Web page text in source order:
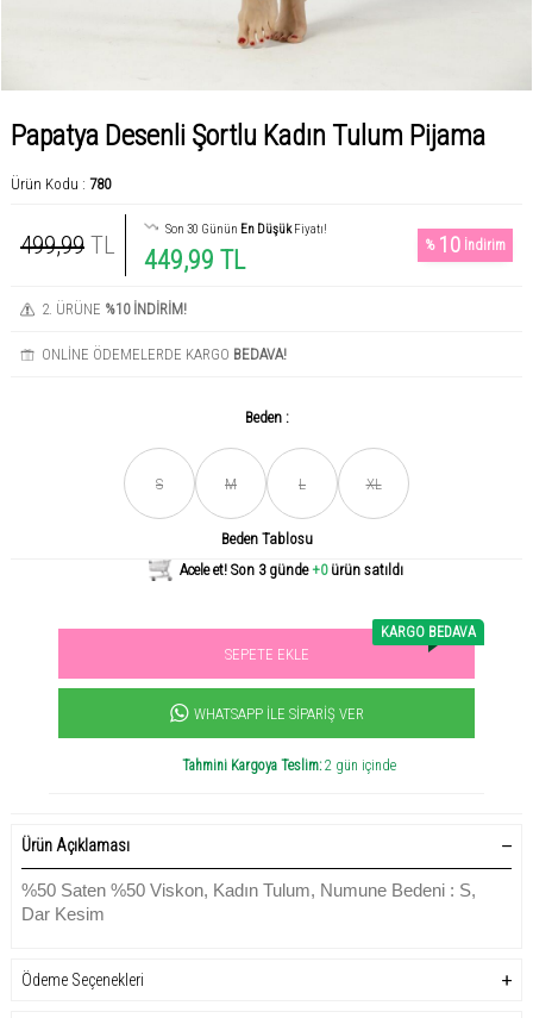
Papatya Desenli Şortlu Kadın Tulum Pijama
Ürün Kodu : 780
499,99 TL
Son 30 Günün En DüşükFiyatı!
449,99 TL %10 İndirim
2. ÜRÜNE %10 İNDİRİM!
ONLİNE ÖDEMELERDE KARGO BEDAVA!
Beden :
S M L XL
Beden Tablosu
Son gün içerisinde 456 kişi tarafından incelendi!
Acele et! Son 3 günde+0 ürün satıldı
Sevilen ürün! 11.3B kişi favoriledi!
SEPETE EKLE
KARGO BEDAVA
WHATSAPP İLE SIPARIŞ VER
Tahmini Kargoya Teslim:2 gün içinde
Ürün Açıklaması
%50 Saten %50 Viskon, Kadın Tulum, Numune Bedeni : S,
Dar Kesim
Ödeme Seçenekleri